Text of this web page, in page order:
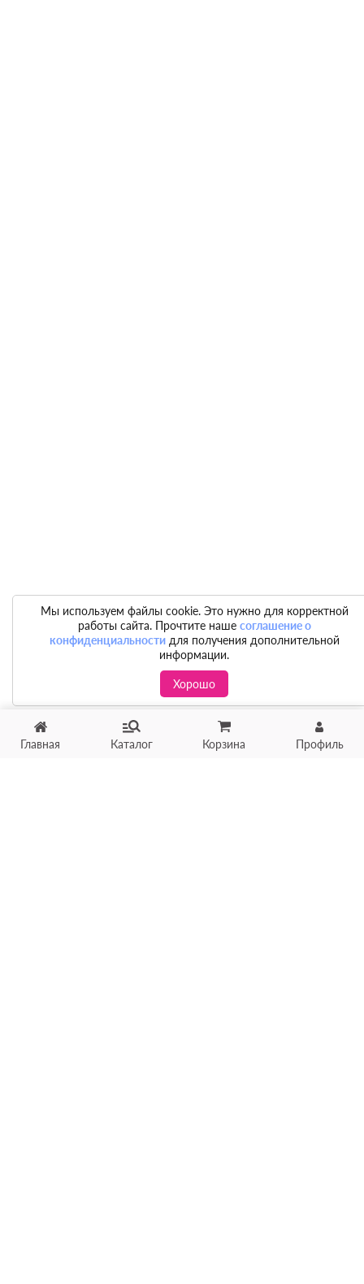
Главная Каталог Корзина Профиль
Мы используем файлы cookie. Это нужно для корректной
работы сайта. Прочтите наше соглашение о
конфиденциальностидля получения дополнительной
информации.
Хорошо